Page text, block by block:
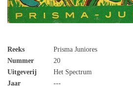
Reeks
Prisma Juniores
Nummer
20
Uitgeverij
Het Spectrum
Jaar
---